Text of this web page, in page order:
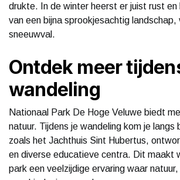
drukte. In de winter heerst er juist rust en
van een bijna sprookjesachtig landschap,
sneeuwval.
Ontdek meer
wandeling
Nationaal Park De Hoge Veluwe biedt
natuur. Tijdens je wandeling kom je langs
zoals het Jachthuis Sint Hubertus,
en diverse educatieve centra. Dit maakt
park een veelzijdige ervaring waar natuur,